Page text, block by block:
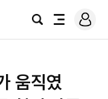
검
전
로
그
움직였